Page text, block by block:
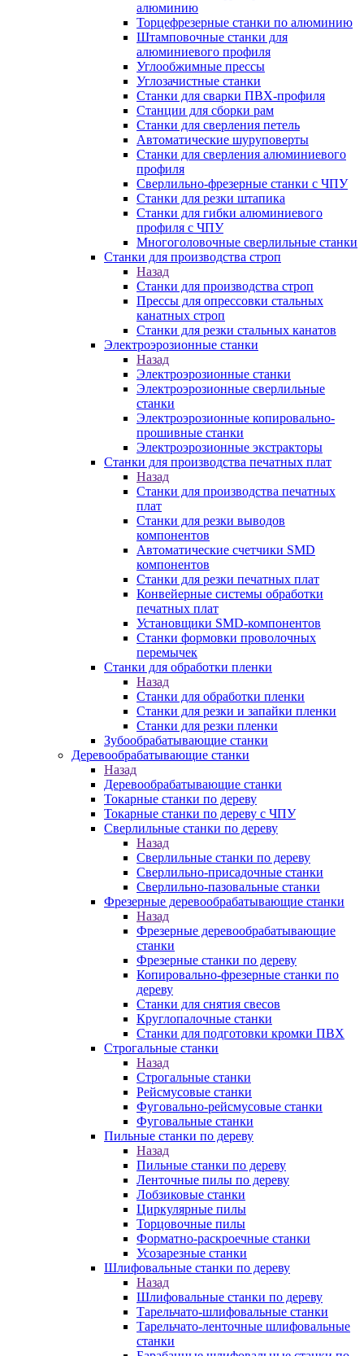
алюминию
Торцефрезерные станки по алюминию
Штамповочные станки для
алюминиевого профиля
Углообжимные прессы
Углозачистные станки
Станки для сварки ПВХ-профиля
Станции для сборки рам
Станки для сверления петель
Автоматические шуруповерты
Станки для сверления алюминиевого
профиля
Сверлильно-фрезерные станки с ЧПУ
Станки для резки штапика
Станки для гибки алюминиевого
профиля с ЧПУ
Многоголовочные сверлильные станки
Станки для производства строп
Назад
Станки для производства строп
Прессы для опрессовки стальных
канатных строп
Станки для резки стальных канатов
Электроэрозионные станки
Назад
Электроэрозионные станки
Электроэрозионные сверлильные
станки
Электроэрозионные копировально-
прошивные станки
Электроэрозионные экстракторы
Станки для производства печатных плат
Назад
Станки для производства печатных
плат
Станки для резки выводов
компонентов
Автоматические счетчики SMD
компонентов
Станки для резки печатных плат
Конвейерные системы обработки
печатных плат
Установщики SMD-компонентов
Станки формовки проволочных
перемычек
Станки для обработки пленки
Назад
Станки для обработки пленки
Станки для резки и запайки пленки
Станки для резки пленки
Зубообрабатывающие станки
Деревообрабатывающие станки
Назад
Деревообрабатывающие станки
Токарные станки по дереву
Токарные станки по дереву с ЧПУ
Сверлильные станки по дереву
Назад
Сверлильные станки по дереву
Сверлильно-присадочные станки
Сверлильно-пазовальные станки
Фрезерные деревообрабатывающие станки
Назад
Фрезерные деревообрабатывающие
станки
Фрезерные станки по дереву
Копировально-фрезерные станки по
дереву
Станки для снятия свесов
Круглопалочные станки
Станки для подготовки кромки ПВХ
Строгальные станки
Назад
Строгальные станки
Рейсмусовые станки
Фуговально-рейсмусовые станки
Фуговальные станки
Пильные станки по дереву
Назад
Пильные станки по дереву
Ленточные пилы по дереву
Лобзиковые станки
Циркулярные пилы
Торцовочные пилы
Форматно-раскроечные станки
Усозарезные станки
Шлифовальные станки по дереву
Назад
Шлифовальные станки по дереву
Тарельчато-шлифовальные станки
Тарельчато-ленточные шлифовальные
станки